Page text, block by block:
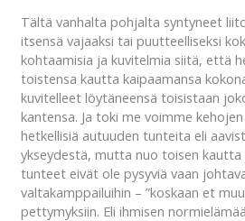
Tältä vanhalta pohjalta syntyneet
itsensä vajaaksi tai puutteelliseksi
kohtaamisia ja kuvitelmia siitä, että
toistensa kautta kaipaamansa
kuvitelleet löytäneensä toisistaan
kantensa. Ja toki me voimme
hetkellisiä autuuden tunteita eli
ykseydestä, mutta nuo toisen
tunteet eivät ole pysyviä vaan
valtakamppailuihin – ”koskaan et
pettymyksiin. Eli ihmisen